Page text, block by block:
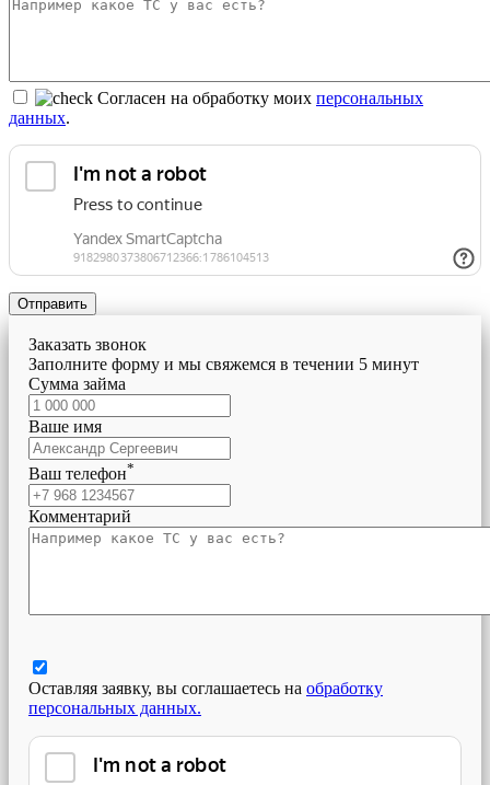
Согласен на обработку моих персональных
данных.
Отправить
Заказать звонок
Заполните форму и мы свяжемся в течении 5 минут
Сумма займа
Ваше имя
Ваш телефон*
Комментарий
Оставляя заявку, вы соглашаетесь на обработку
персональных данных.